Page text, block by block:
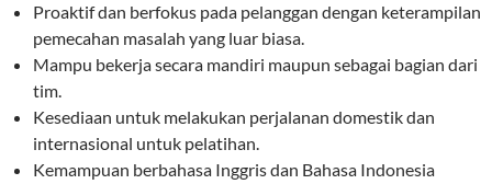
Proaktif dan berfokus pada pelanggan dengan keterampilan
pemecahan masalah yang luar biasa.
Mampu bekerja secara mandiri maupun sebagai bagian dari
tim.
Kesediaan untuk melakukan perjalanan domestik dan
internasional untuk pelatihan.
Kemampuan berbahasa Inggris dan Bahasa Indonesia